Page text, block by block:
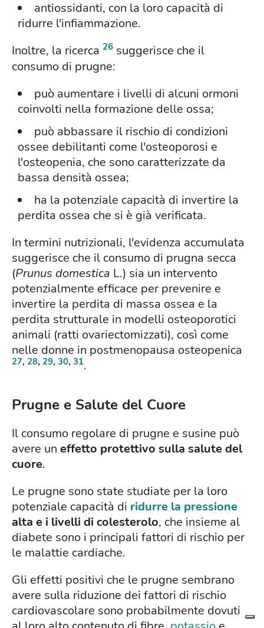
antiossidanti, con la loro capacità di
ridurre l'infiammazione.
Inoltre, la ricerca 26 suggerisce che il
consumo di prugne:
può aumentare i livelli di alcuni ormoni
coinvolti nella formazione delle ossa;
può abbassare il rischio di condizioni
ossee debilitanti come l'osteoporosi e
l'osteopenia, che sono caratterizzate da
bassa densità ossea;
ha la potenziale capacità di invertire la
perdita ossea che si è già verificata.
In termini nutrizionali, l'evidenza accumulata
suggerisce che il consumo di prugna secca
(Prunus domestica L.) sia un intervento
potenzialmente efficace per prevenire e
invertire la perdita di massa ossea e la
perdita strutturale in modelli osteoporotici
animali (ratti ovariectomizzati), così come
nelle donne in postmenopausa osteopenica
27, 28, 29, 30, 31.
Prugne e Salute del Cuore
Il consumo regolare di prugne e susine può
avere un effetto protettivo sulla salute del
cuore.
Le prugne sono state studiate per la loro
potenziale capacità di ridurre la pressione
alta e i livelli di colesterolo, che insieme al
diabete sono i principali fattori di rischio per
le malattie cardiache.
Gli effetti positivi che le prugne sembrano
avere sulla riduzione dei fattori di rischio
cardiovascolare sono probabilmente dovuti